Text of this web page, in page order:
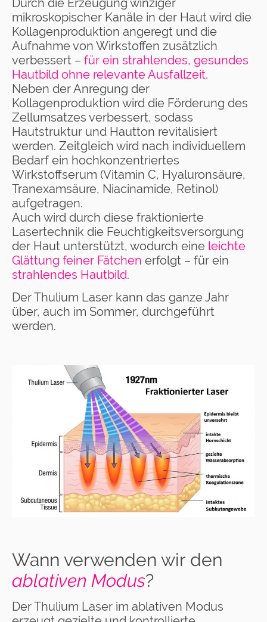
mikroskopischer Kanäle in der Haut wird die
Kollagenproduktion angeregt und die
Aufnahme von Wirkstoffen zusätzlich
verbessert – für ein strahlendes, gesundes
Hautbild ohne relevante Ausfallzeit.
Neben der Anregung der
Kollagenproduktion wird die Förderung des
Zellumsatzes verbessert, sodass
Hautstruktur und Hautton revitalisiert
werden. Zeitgleich wird nach individuellem
Bedarf ein hochkonzentriertes
Wirkstoffserum (Vitamin C, Hyaluronsäure,
Tranexamsäure, Niacinamide, Retinol)
aufgetragen.
Auch wird durch diese fraktionierte
Lasertechnik die Feuchtigkeitsversorgung
der Haut unterstützt, wodurch eine leichte
Glättung feiner Fätchen erfolgt – für ein
strahlendes Hautbild.
Der Thulium Laser kann das ganze Jahr
über, auch im Sommer, durchgeführt
werden.
Wann verwenden wir den
ablativen Modus?
Der Thulium Laser im ablativen Modus